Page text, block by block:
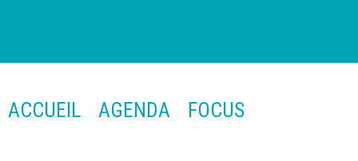
ACCUEIL AGENDA FOCUS